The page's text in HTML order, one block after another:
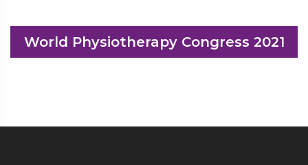
World Physiotherapy Congress 2021